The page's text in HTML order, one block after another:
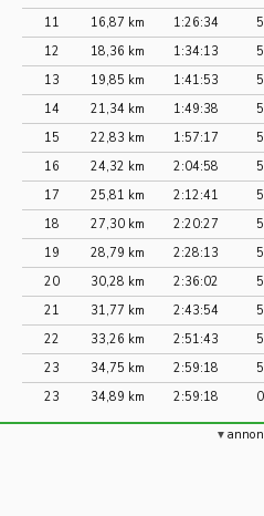
11
16,87 km 1:26:34
12
18,36 km 1:34:13
13
19,85 km 1:41:53
14
21,34 km 1:49:38
15
22,83 km 1:57:17
16
24,32 km 2:04:58
17
25,81 km 2:12:41
18
27,30 km 2:20:27
19
28,79 km 2:28:13
20
30,28 km 2:36:02
21
31,77 km 2:43:54
22
33,26 km 2:51:43
23
34,75 km 2:59:18
23
34,89 km 2:59:18